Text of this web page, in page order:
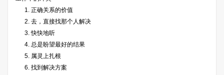
1. 正确关系的价值
2. 去，直接找那个人解决
3. 快快地听
4. 总是盼望最好的结果
5. 属灵上扎根
6. 找到解决方案